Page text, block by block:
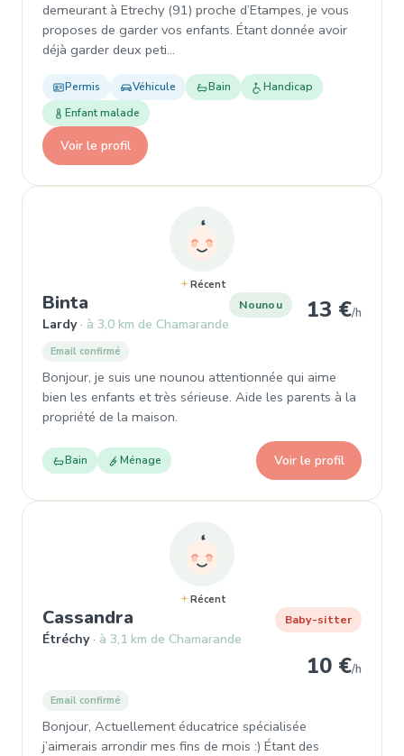
demeurant à Etrechy (91) proche d’Etampes, je vous
proposes de garder vos enfants. Étant donnée avoir
déjà garder deux peti…
Permis Véhicule Bain
Handicap
Enfant malade
Voir le profil
Récent
Binta , Garde d'enfant à Lardy
Lardy à 3,0 km de Chamarande
Nounou 13 €/h
Email confirmé
Bonjour, je suis une nounou attentionnée qui aime
bien les enfants et très sérieuse. Aide les parents à la
propriété de la maison.
Bain Ménage Voir le profil
Récent
Cassandra , Garde d'enfant à Étréchy
Étréchy à 3,1 km de Chamarande
Baby-sitter
10 €/h
Email confirmé
Bonjour, Actuellement éducatrice spécialisée
j’aimerais arrondir mes fins de mois :) Étant des